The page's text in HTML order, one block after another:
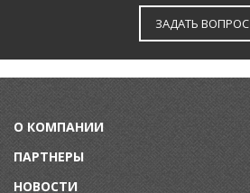
ЗАДАТЬ ВОПРОС
О КОМПАНИИ
ПАРТНЕРЫ
НОВОСТИ